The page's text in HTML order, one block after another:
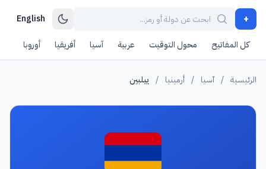
+
English
كل المفاتيح محول التوقيت عربية آسيا أفريقيا أوروبا
الرئيسية / آسيا / أرمينيا / ييلبين